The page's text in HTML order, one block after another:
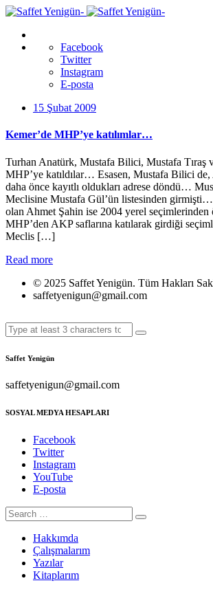
Facebook
Twitter
Instagram
E-posta
15 Şubat 2009
Kemer’de MHP’ye katılımlar…
Turhan Anatürk, Mustafa Bilici, Mustafa Tıraş
MHP’ye katıldılar… Esasen, Mustafa Bilici de,
daha önce kayıtlı oldukları adrese döndü…
Meclisine Mustafa Gül’ün listesinden
olan Ahmet Şahin ise 2004 yerel seçimlerinden
MHP’den AKP saflarına katılarak girdiği
Meclis […]
Read more
© 2025 Saffet Yenigün. Tüm Hakları
saffetyenigun@gmail.com
Saffet Yenigün
saffetyenigun@gmail.com
SOSYAL MEDYA HESAPLARI
Facebook
Twitter
Instagram
YouTube
E-posta
Hakkımda
Çalışmalarım
Yazılar
Kitaplarım